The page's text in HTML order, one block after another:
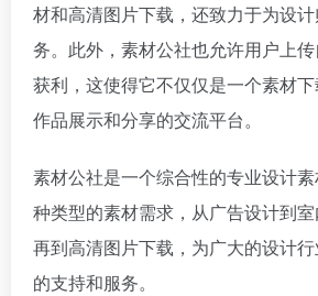
材和高清图片下载，还致力于为设
务。此外，素材公社也允许用户上
获利，这使得它不仅仅是一个素材
作品展示和分享的交流平台。
素材公社是一个综合性的专业设计
种类型的素材需求，从广告设计到室
再到高清图片下载，为广大的设计
的支持和服务。